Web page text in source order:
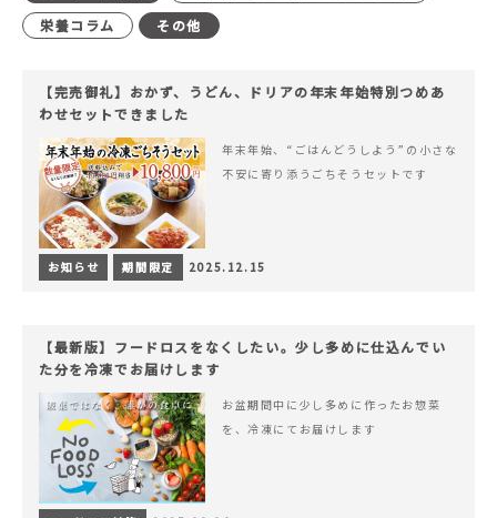
栄養コラム
その他
【完売御礼】おかず、うどん、ドリアの年末年始特別つめあ
わせセットできました
年末年始、“ごはんどうしよう”の小さな
不安に寄り添うごちそうセットです
お知らせ 期間限定 2025.12.15
【最新版】フードロスをなくしたい。少し多めに仕込んでい
た分を冷凍でお届けします
お盆期間中に少し多めに作ったお惣菜
を、冷凍にてお届けします